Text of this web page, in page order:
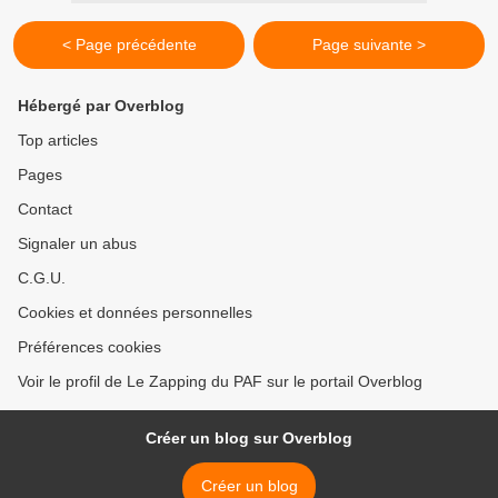
< Page précédente Page suivante >
Hébergé par Overblog
Top articles
Pages
Contact
Signaler un abus
C.G.U.
Cookies et données personnelles
Préférences cookies
Voir le profil de Le Zapping du PAF sur le portail Overblog
Créer un blog sur Overblog
Créer un blog